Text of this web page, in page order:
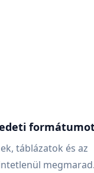
táblázatok és az